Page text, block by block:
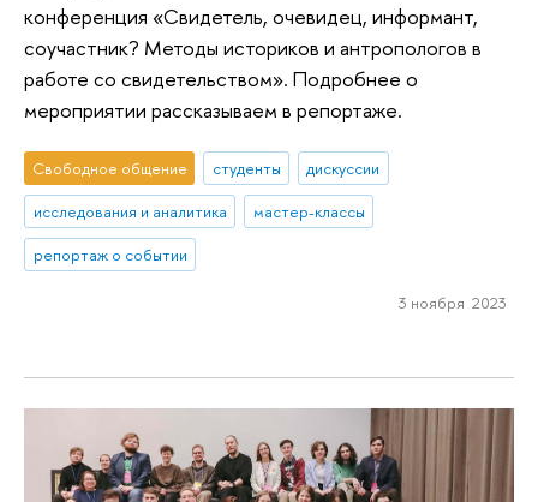
конференция «Свидетель, очевидец, информант,
соучастник? Методы историков и антропологов в
работе со свидетельством». Подробнее о
мероприятии рассказываем в репортаже.
Свободное общение студенты
дискуссии
исследования и аналитика
мастер-классы
репортаж о событии
3 ноября 2023